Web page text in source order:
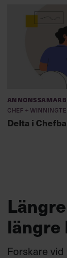
Chef +
Delta i
längre
Forskare